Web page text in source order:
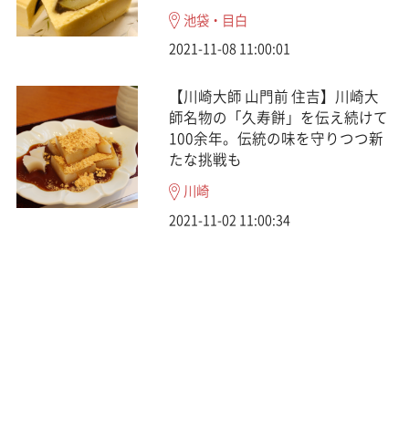
池袋・目白
2021-11-08 11:00:01
【川崎大師 山門前 住吉】川崎大
師名物の「久寿餅」を伝え続けて
100余年。伝統の味を守りつつ新
たな挑戦も
川崎
2021-11-02 11:00:34